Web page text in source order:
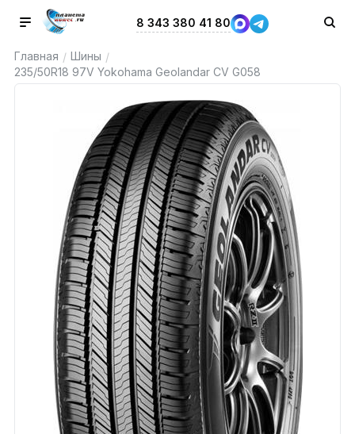
8 343 380 41 80
Главная / Шины /
235/50R18 97V Yokohama Geolandar CV G058